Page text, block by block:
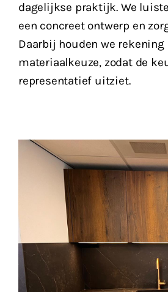
dagelijkse praktijk. We
een concreet ontwerp en
Daarbij houden we
materiaalkeuze, zodat de
representatief uitziet.